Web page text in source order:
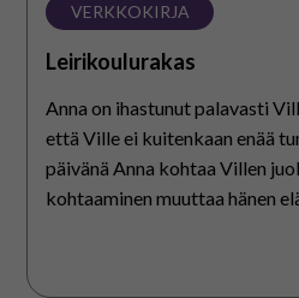
VERKKOKIRJA
Leirikoulurakas
Anna on ihastunut palavasti
että Ville ei kuitenkaan enää
päivänä Anna kohtaa Villen
kohtaaminen muuttaa hänen